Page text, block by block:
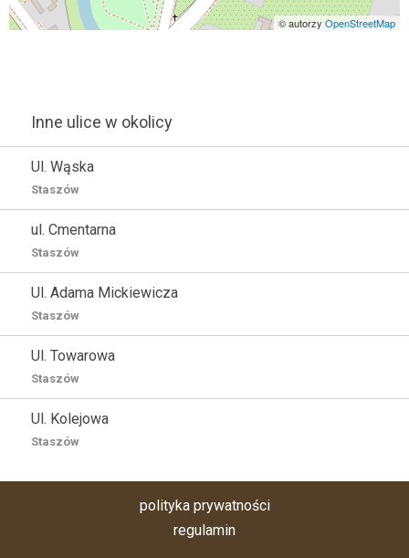
© autorzyOpenStreetMap
Inne ulice w okolicy
Ul. Wąska
Staszów
ul. Cmentarna
Staszów
Ul. Adama Mickiewicza
Staszów
Ul. Towarowa
Staszów
Ul. Kolejowa
Staszów
polityka prywatności
regulamin